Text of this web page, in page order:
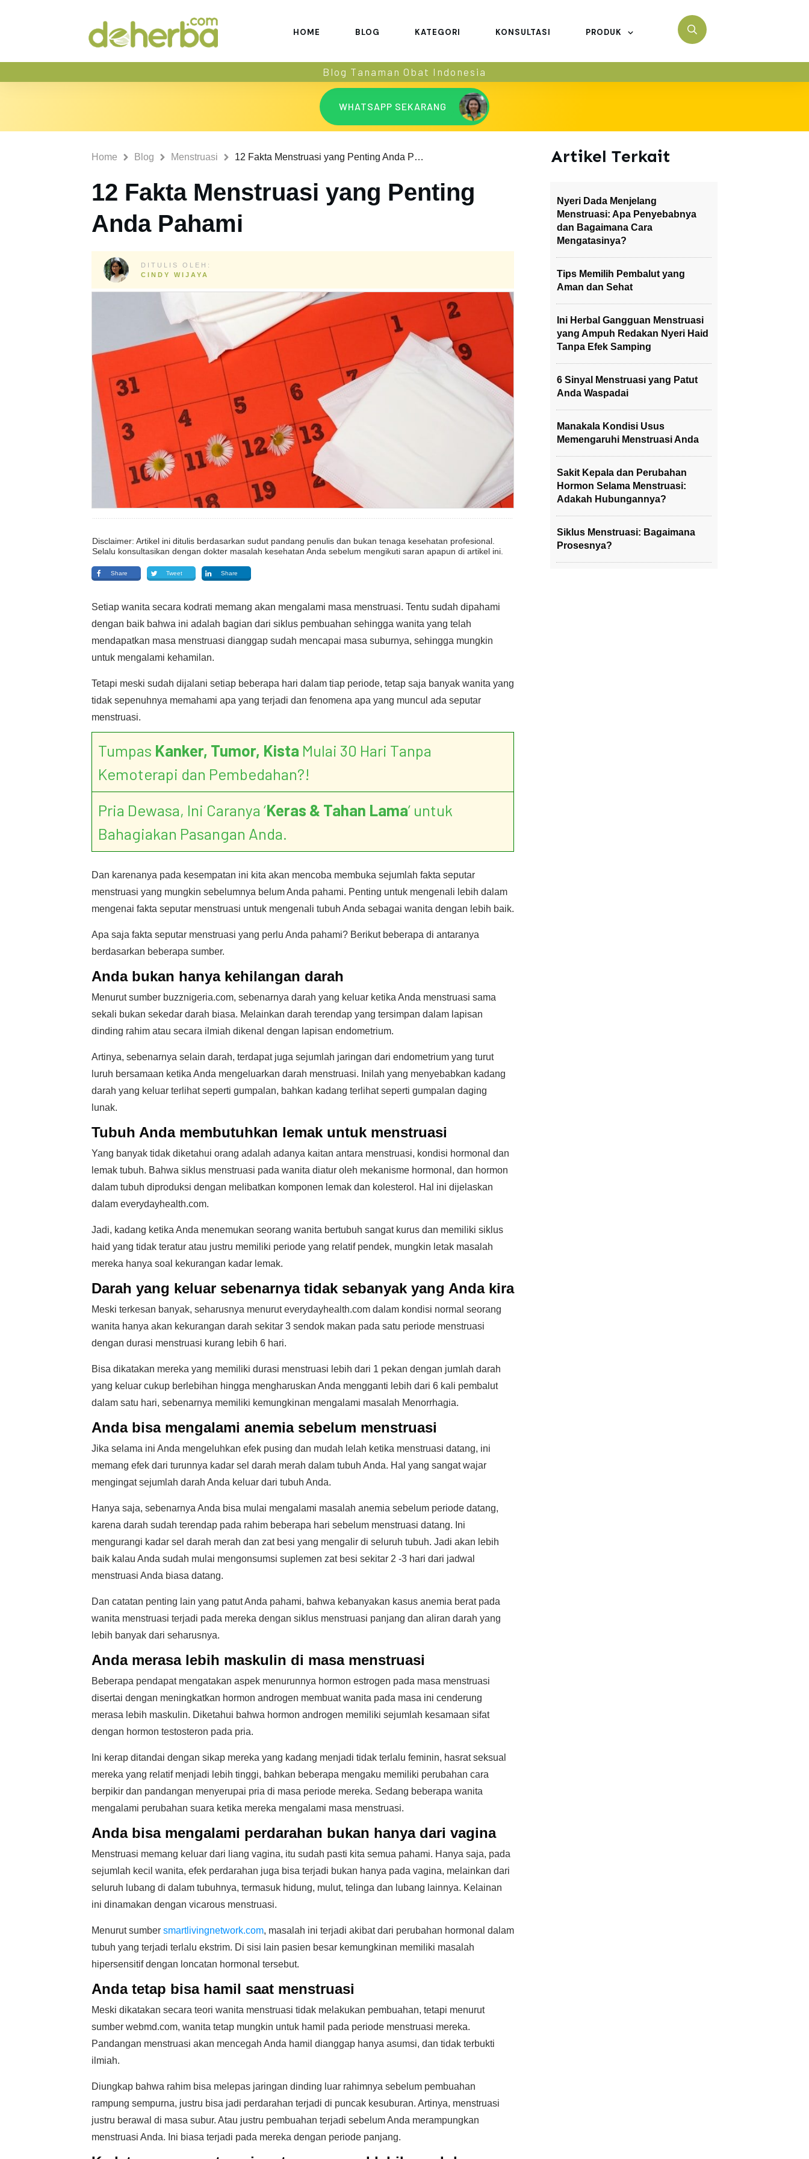
HOME BLOG KATEGORI KONSULTASI PRODUK
Blog Tanaman Obat Indonesia
WHATSAPP SEKARANG
Home Blog Menstruasi 12 Fakta Menstruasi yang Penting Anda Pahami
12 Fakta Menstruasi yang Penting
Anda Pahami
DITULIS OLEH:
CINDY WIJAYA
Disclaimer: Artikel ini ditulis berdasarkan sudut pandang penulis dan bukan tenaga kesehatan profesional.
Selalu konsultasikan dengan dokter masalah kesehatan Anda sebelum mengikuti saran apapun di artikel ini.
Share Tweet Share
Setiap wanita secara kodrati memang akan mengalami masa menstruasi. Tentu sudah dipahami
dengan baik bahwa ini adalah bagian dari siklus pembuahan sehingga wanita yang telah
mendapatkan masa menstruasi dianggap sudah mencapai masa suburnya, sehingga mungkin
untuk mengalami kehamilan.
Tetapi meski sudah dijalani setiap beberapa hari dalam tiap periode, tetap saja banyak wanita yang
tidak sepenuhnya memahami apa yang terjadi dan fenomena apa yang muncul ada seputar
menstruasi.
Tumpas Kanker, Tumor, Kista Mulai 30 Hari Tanpa
Kemoterapi dan Pembedahan?!
Pria Dewasa, Ini Caranya ‘Keras & Tahan Lama’ untuk
Bahagiakan Pasangan Anda.
Dan karenanya pada kesempatan ini kita akan mencoba membuka sejumlah fakta seputar
menstruasi yang mungkin sebelumnya belum Anda pahami. Penting untuk mengenali lebih dalam
mengenai fakta seputar menstruasi untuk mengenali tubuh Anda sebagai wanita dengan lebih baik.
Apa saja fakta seputar menstruasi yang perlu Anda pahami? Berikut beberapa di antaranya
berdasarkan beberapa sumber.
Anda bukan hanya kehilangan darah
Menurut sumber buzznigeria.com, sebenarnya darah yang keluar ketika Anda menstruasi sama
sekali bukan sekedar darah biasa. Melainkan darah terendap yang tersimpan dalam lapisan
dinding rahim atau secara ilmiah dikenal dengan lapisan endometrium.
Artinya, sebenarnya selain darah, terdapat juga sejumlah jaringan dari endometrium yang turut
luruh bersamaan ketika Anda mengeluarkan darah menstruasi. Inilah yang menyebabkan kadang
darah yang keluar terlihat seperti gumpalan, bahkan kadang terlihat seperti gumpalan daging
lunak.
Tubuh Anda membutuhkan lemak untuk menstruasi
Yang banyak tidak diketahui orang adalah adanya kaitan antara menstruasi, kondisi hormonal dan
lemak tubuh. Bahwa siklus menstruasi pada wanita diatur oleh mekanisme hormonal, dan hormon
dalam tubuh diproduksi dengan melibatkan komponen lemak dan kolesterol. Hal ini dijelaskan
dalam everydayhealth.com.
Jadi, kadang ketika Anda menemukan seorang wanita bertubuh sangat kurus dan memiliki siklus
haid yang tidak teratur atau justru memiliki periode yang relatif pendek, mungkin letak masalah
mereka hanya soal kekurangan kadar lemak.
Darah yang keluar sebenarnya tidak sebanyak yang Anda kira
Meski terkesan banyak, seharusnya menurut everydayhealth.com dalam kondisi normal seorang
wanita hanya akan kekurangan darah sekitar 3 sendok makan pada satu periode menstruasi
dengan durasi menstruasi kurang lebih 6 hari.
Bisa dikatakan mereka yang memiliki durasi menstruasi lebih dari 1 pekan dengan jumlah darah
yang keluar cukup berlebihan hingga mengharuskan Anda mengganti lebih dari 6 kali pembalut
dalam satu hari, sebenarnya memiliki kemungkinan mengalami masalah Menorrhagia.
Anda bisa mengalami anemia sebelum menstruasi
Jika selama ini Anda mengeluhkan efek pusing dan mudah lelah ketika menstruasi datang, ini
memang efek dari turunnya kadar sel darah merah dalam tubuh Anda. Hal yang sangat wajar
mengingat sejumlah darah Anda keluar dari tubuh Anda.
Hanya saja, sebenarnya Anda bisa mulai mengalami masalah anemia sebelum periode datang,
karena darah sudah terendap pada rahim beberapa hari sebelum menstruasi datang. Ini
mengurangi kadar sel darah merah dan zat besi yang mengalir di seluruh tubuh. Jadi akan lebih
baik kalau Anda sudah mulai mengonsumsi suplemen zat besi sekitar 2 -3 hari dari jadwal
menstruasi Anda biasa datang.
Dan catatan penting lain yang patut Anda pahami, bahwa kebanyakan kasus anemia berat pada
wanita menstruasi terjadi pada mereka dengan siklus menstruasi panjang dan aliran darah yang
lebih banyak dari seharusnya.
Anda merasa lebih maskulin di masa menstruasi
Beberapa pendapat mengatakan aspek menurunnya hormon estrogen pada masa menstruasi
disertai dengan meningkatkan hormon androgen membuat wanita pada masa ini cenderung
merasa lebih maskulin. Diketahui bahwa hormon androgen memiliki sejumlah kesamaan sifat
dengan hormon testosteron pada pria.
Ini kerap ditandai dengan sikap mereka yang kadang menjadi tidak terlalu feminin, hasrat seksual
mereka yang relatif menjadi lebih tinggi, bahkan beberapa mengaku memiliki perubahan cara
berpikir dan pandangan menyerupai pria di masa periode mereka. Sedang beberapa wanita
mengalami perubahan suara ketika mereka mengalami masa menstruasi.
Anda bisa mengalami perdarahan bukan hanya dari vagina
Menstruasi memang keluar dari liang vagina, itu sudah pasti kita semua pahami. Hanya saja, pada
sejumlah kecil wanita, efek perdarahan juga bisa terjadi bukan hanya pada vagina, melainkan dari
seluruh lubang di dalam tubuhnya, termasuk hidung, mulut, telinga dan lubang lainnya. Kelainan
ini dinamakan dengan vicarous menstruasi.
Menurut sumber smartlivingnetwork.com, masalah ini terjadi akibat dari perubahan hormonal dalam
tubuh yang terjadi terlalu ekstrim. Di sisi lain pasien besar kemungkinan memiliki masalah
hipersensitif dengan loncatan hormonal tersebut.
Anda tetap bisa hamil saat menstruasi
Meski dikatakan secara teori wanita menstruasi tidak melakukan pembuahan, tetapi menurut
sumber webmd.com, wanita tetap mungkin untuk hamil pada periode menstruasi mereka.
Pandangan menstruasi akan mencegah Anda hamil dianggap hanya asumsi, dan tidak terbukti
ilmiah.
Diungkap bahwa rahim bisa melepas jaringan dinding luar rahimnya sebelum pembuahan
rampung sempurna, justru bisa jadi perdarahan terjadi di puncak kesuburan. Artinya, menstruasi
justru berawal di masa subur. Atau justru pembuahan terjadi sebelum Anda merampungkan
menstruasi Anda. Ini biasa terjadi pada mereka dengan periode panjang.
Artikel Terkait
Nyeri Dada Menjelang
Menstruasi: Apa Penyebabnya
dan Bagaimana Cara
Mengatasinya?
Tips Memilih Pembalut yang
Aman dan Sehat
Ini Herbal Gangguan Menstruasi
yang Ampuh Redakan Nyeri Haid
Tanpa Efek Samping
6 Sinyal Menstruasi yang Patut
Anda Waspadai
Manakala Kondisi Usus
Memengaruhi Menstruasi Anda
Sakit Kepala dan Perubahan
Hormon Selama Menstruasi:
Adakah Hubungannya?
Siklus Menstruasi: Bagaimana
Prosesnya?